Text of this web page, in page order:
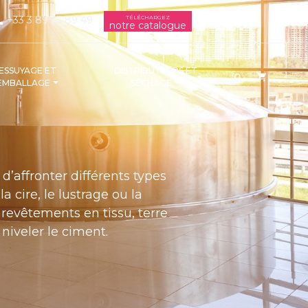
+33 3 89 33 89 49 TÉLÉCHARGEZ
notre catalogue
ET
DISTRIBUTEURS ET
SÉCHAGE
 shopping_cart
différents types
cire, le lustrage ou la
en tissu, terre
le ciment.